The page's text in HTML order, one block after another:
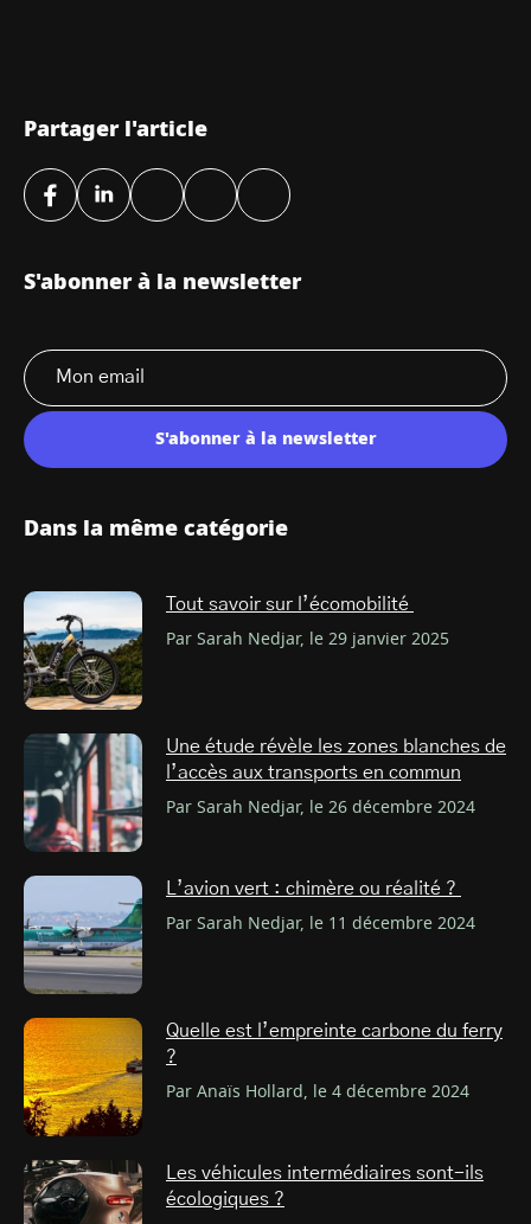
Partager l'article
S'abonner à la newsletter
S'abonner à la newsletter
Dans la même catégorie
Tout savoir sur l’écomobilité
Par Sarah Nedjar, le 29 janvier 2025
Une étude révèle les zones blanches de
l’accès aux transports en commun
Par Sarah Nedjar, le 26 décembre 2024
L’avion vert : chimère ou réalité ?
Par Sarah Nedjar, le 11 décembre 2024
Quelle est l’empreinte carbone du ferry
?
Par Anaïs Hollard, le 4 décembre 2024
Les véhicules intermédiaires sont-ils
écologiques ?